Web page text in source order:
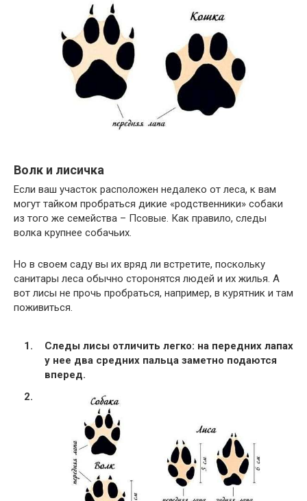
Волк и лисичка
Если ваш участок расположен недалеко от леса, к вам
могут тайком пробраться дикие «родственники» собаки
из того же семейства – Псовые. Как правило, следы
волка крупнее собачьих.
Но в своем саду вы их вряд ли встретите, поскольку
санитары леса обычно сторонятся людей и их жилья. А
вот лисы не прочь пробраться, например, в курятник и там
поживиться.
Следы лисы отличить легко: на передних лапах
у нее два средних пальца заметно подаются
вперед.